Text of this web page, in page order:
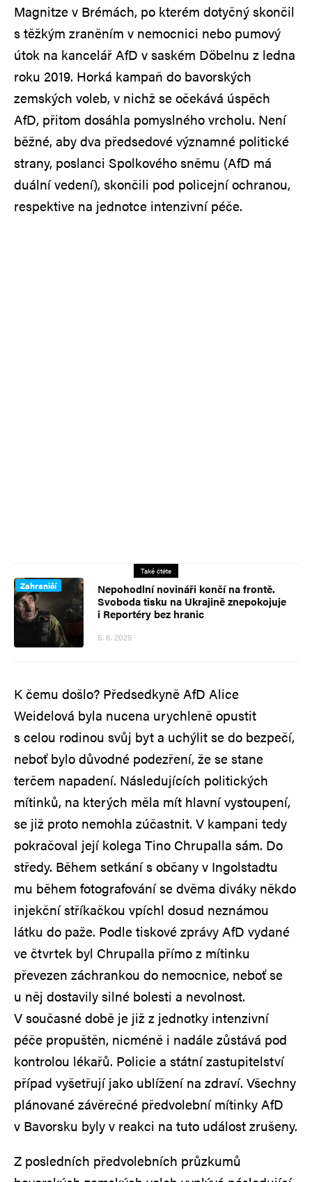
Magnitze v Brémách, po kterém dotyčný skončil
s těžkým zraněním v nemocnici nebo pumový
útok na kancelář AfD v saském Döbelnu z ledna
roku 2019. Horká kampaň do bavorských
zemských voleb, v nichž se očekává úspěch
AfD, přitom dosáhla pomyslného vrcholu. Není
běžné, aby dva předsedové významné politické
strany, poslanci Spolkového sněmu (AfD má
duální vedení), skončili pod policejní ochranou,
respektive na jednotce intenzivní péče.
Také čtěte
Zahraničí
Nepohodlní novináři končí na frontě.
Svoboda tisku na Ukrajině znepokojuje
i Reportéry bez hranic
5. 6. 2025
K čemu došlo? Předsedkyně AfD Alice
Weidelová byla nucena urychleně opustit
s celou rodinou svůj byt a uchýlit se do bezpečí,
neboť bylo důvodné podezření, že se stane
terčem napadení. Následujících politických
mítinků, na kterých měla mít hlavní vystoupení,
se již proto nemohla zúčastnit. V kampani tedy
pokračoval její kolega Tino Chrupalla sám. Do
středy. Během setkání s občany v Ingolstadtu
mu během fotografování se dvěma diváky někdo
injekční stříkačkou vpíchl dosud neznámou
látku do paže. Podle tiskové zprávy AfD vydané
ve čtvrtek byl Chrupalla přímo z mítinku
převezen záchrankou do nemocnice, neboť se
u něj dostavily silné bolesti a nevolnost.
V současné době je již z jednotky intenzivní
péče propuštěn, nicméně i nadále zůstává pod
kontrolou lékařů. Policie a státní zastupitelství
případ vyšetřují jako ublížení na zdraví. Všechny
plánované závěrečné předvolební mítinky AfD
v Bavorsku byly v reakci na tuto událost zrušeny.
Z posledních předvolebních průzkumů